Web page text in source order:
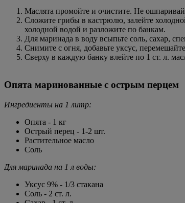
Маслята промойте и очистите. Не
Сложите грибы в кастрюлю, залейте
холодной водой и разложите по банкам.
Для маринада в воду всыпьте соль, сахар,
Снимите с огня, добавьте уксус,
Сверху в каждую банку влейте по 1 ст. л.
Опята маринованные с острым перцем
Ингредиенты на 1 литр:
Опята - 1 кг
Острый перец - 1-2 шт.
Растительное масло
Соль
Для маринада на 1 л воды:
Уксус 9% - 1/3 стакана
Соль - 2 ст. л.